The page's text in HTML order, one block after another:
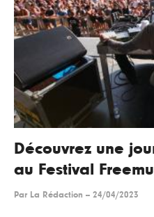
Découvrez une
au Festival
Par La Rédaction -- 24/04/2023